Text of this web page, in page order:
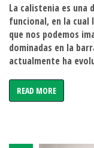
La calistenia es una
funcional, en la cual
que nos podemos
dominadas en la
actualmente ha
READ MORE